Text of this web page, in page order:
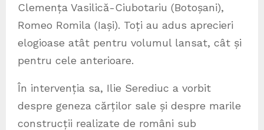
Clemența Vasilică-Ciubotariu (Botoșani),
Romeo Romila (Iași). Toți au adus aprecieri
elogioase atât pentru volumul lansat, cât și
pentru cele anterioare.
În intervenția sa, Ilie Serediuc a vorbit
despre geneza cărților sale și despre marile
construcții realizate de români sub